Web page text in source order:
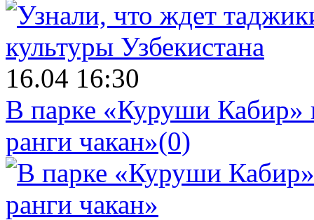
16.04 16:30
В парке «Куруши Кабир»
ранги чакан»(0)